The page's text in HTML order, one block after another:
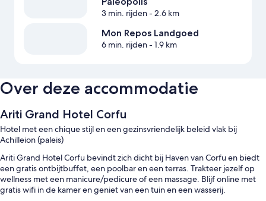
3 min. rijden- 2.6 km
Mon Repos Landgoed
6 min. rijden- 1.9 km
Over deze accommodatie
Ariti Grand Hotel Corfu
Hotel met een chique stijl en een gezinsvriendelijk beleid vlak bij
Achilleion (paleis)
Ariti Grand Hotel Corfu bevindt zich dicht bij Haven van Corfu en biedt
een gratis ontbijtbuffet, een poolbar en een terras. Trakteer jezelf op
wellness met een manicure/pedicure of een massage. Blijf online met
gratis wifi in de kamer en geniet van een tuin en een wasserij.